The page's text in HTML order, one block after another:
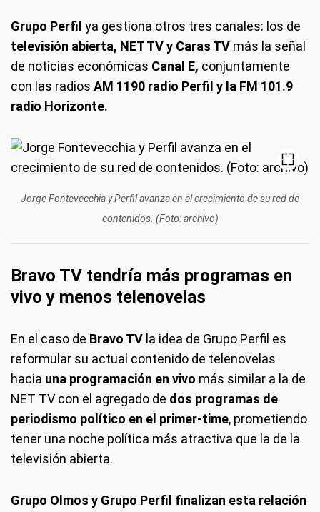
Grupo Perfil ya gestiona otros tres canales: los de
televisión abierta, NET TV y Caras TV más la señal
de noticias económicas Canal E, conjuntamente
con las radios AM 1190 radio Perfil y la FM 101.9
radio Horizonte.
Jorge Fontevecchia y Perfil avanza en el crecimiento de su red de
contenidos. (Foto: archivo)
Bravo TV tendría más programas en
vivo y menos telenovelas
En el caso de Bravo TV la idea de Grupo Perfil es
reformular su actual contenido de telenovelas
hacia una programación en vivo más similar a la de
NET TV con el agregado de dos programas de
periodismo político en el primer-time, prometiendo
tener una noche política más atractiva que la de la
televisión abierta.
Grupo Olmos y Grupo Perfil finalizan esta relación